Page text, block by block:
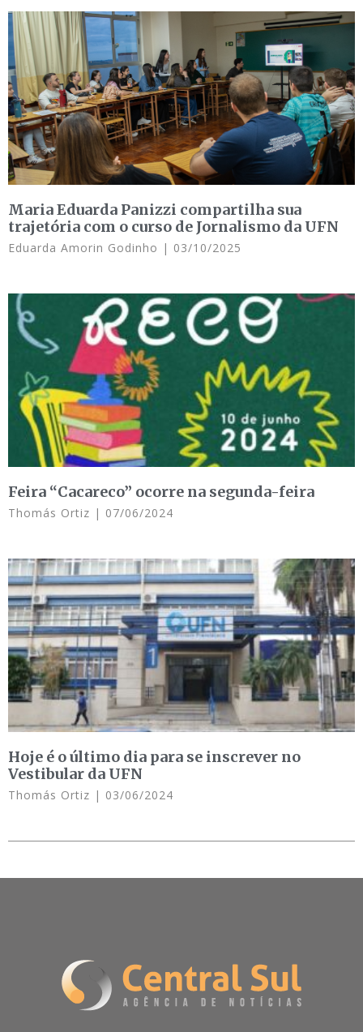
Maria Eduarda Panizzi compartilha sua
trajetória com o curso de Jornalismo da UFN
Eduarda Amorin Godinho 03/10/2025
Feira “Cacareco” ocorre na segunda-feira
Thomás Ortiz 07/06/2024
Hoje é o último dia para se inscrever no
Vestibular da UFN
Thomás Ortiz 03/06/2024